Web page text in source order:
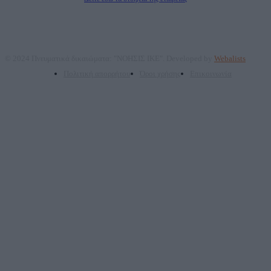
Webalists